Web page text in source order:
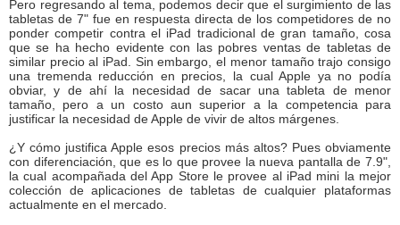
Pero regresando al tema, podemos decir que el surgimiento de las
tabletas de 7" fue en respuesta directa de los competidores de no
ponder competir contra el iPad tradicional de gran tamaño, cosa
que se ha hecho evidente con las pobres ventas de tabletas de
similar precio al iPad. Sin embargo, el menor tamaño trajo consigo
una tremenda reducción en precios, la cual Apple ya no podía
obviar, y de ahí la necesidad de sacar una tableta de menor
tamaño, pero a un costo aun superior a la competencia para
justificar la necesidad de Apple de vivir de altos márgenes.
¿Y cómo justifica Apple esos precios más altos? Pues obviamente
con diferenciación, que es lo que provee la nueva pantalla de 7.9",
la cual acompañada del App Store le provee al iPad mini la mejor
colección de aplicaciones de tabletas de cualquier plataformas
actualmente en el mercado.